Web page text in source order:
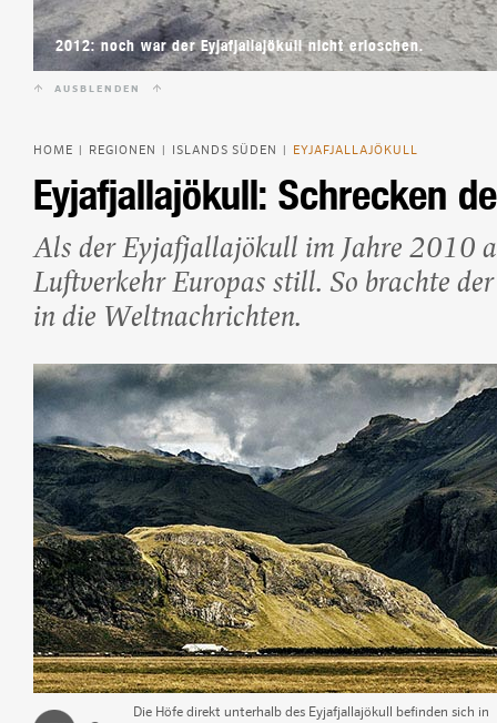
Camping auf Island
Island Urlaub
2012: noch war der Eyjafjallajökull nicht erloschen.
AUSBLENDEN
HOME REGIONEN ISLANDS SÜDEN EYJAFJALLAJÖKULL
Eyjafjallajökull: Schrecken
Als der Eyjafjallajökull im Jahre 2010
Luftverkehr Europas still. So brachte
in die Weltnachrichten.
Die Höfe direkt unterhalb des Eyjafjallajökull befinden sich in